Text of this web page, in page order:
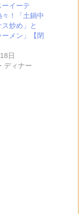
ーイーテ
々！「土鍋中
ス炒め」と
ーメン」【閉
日
ディナー